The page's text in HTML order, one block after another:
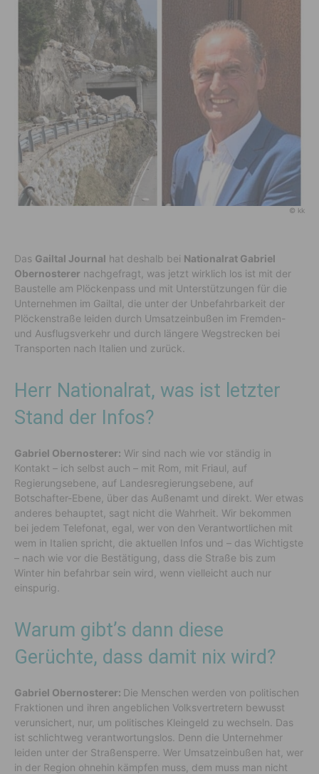
© kk
Das Gailtal Journal hat deshalb bei Nationalrat Gabriel
Obernosterer nachgefragt, was jetzt wirklich los ist mit der
Baustelle am Plöckenpass und mit Unterstützungen für die
Unternehmen im Gailtal, die unter der Unbefahrbarkeit der
Plöckenstraße leiden durch Umsatzeinbußen im Fremden-
und Ausflugsverkehr und durch längere Wegstrecken bei
Transporten nach Italien und zurück.
Herr Nationalrat, was ist letzter
Stand der Infos?
Gabriel Obernosterer: Wir sind nach wie vor ständig in
Kontakt – ich selbst auch – mit Rom, mit Friaul, auf
Regierungsebene, auf Landesregierungsebene, auf
Botschafter-Ebene, über das Außenamt und direkt. Wer etwas
anderes behauptet, sagt nicht die Wahrheit. Wir bekommen
bei jedem Telefonat, egal, wer von den Verantwortlichen mit
wem in Italien spricht, die aktuellen Infos und – das Wichtigste
– nach wie vor die Bestätigung, dass die Straße bis zum
Winter hin befahrbar sein wird, wenn vielleicht auch nur
einspurig.
Warum gibt’s dann diese
Gerüchte, dass damit nix wird?
Gabriel Obernosterer: Die Menschen werden von politischen
Fraktionen und ihren angeblichen Volksvertretern bewusst
verunsichert, nur, um politisches Kleingeld zu wechseln. Das
ist schlichtweg verantwortungslos. Denn die Unternehmer
leiden unter der Straßensperre. Wer Umsatzeinbußen hat, wer
in der Region ohnehin kämpfen muss, dem muss man nicht